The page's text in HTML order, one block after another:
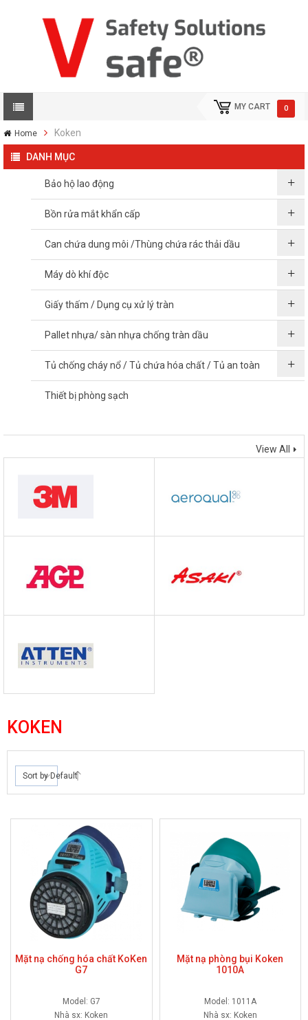
MY CART 0
Home Koken
DANH MỤC
Bảo hộ lao động
Bồn rửa mắt khẩn cấp
Can chứa dung môi /Thùng chứa rác thải dầu
Máy dò khí độc
Giấy thấm / Dụng cụ xử lý tràn
Pallet nhựa/ sàn nhựa chống tràn dầu
Tủ chống cháy nổ / Tủ chứa hóa chất / Tủ an toàn
Thiết bị phòng sạch
View All
KOKEN
Sort by Default
Mặt nạ chống hóa chất KoKen
G7
Model: G7
Nhà sx: Koken
Mặt nạ phòng bụi Koken
1010A
Model: 1011A
Nhà sx: Koken